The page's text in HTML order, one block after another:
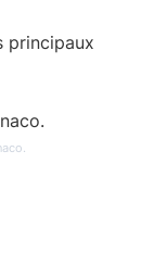
principaux